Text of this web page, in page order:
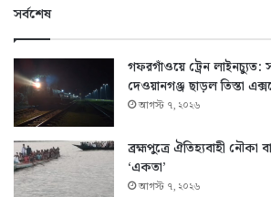
সর্বশেষ
গফরগাঁওয়ে ট্রেন লাইনচ্যুত:
দেওয়ানগঞ্জ ছাড়ল তিস্তা
আগস্ট ৭, ২০২৬
ব্রহ্মপুত্রে ঐতিহ্যবাহী নৌকা
‘একতা’
আগস্ট ৭, ২০২৬